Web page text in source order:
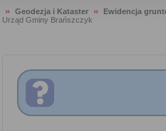
Geodezja i Kataster
Ewidencja
Urząd Gminy Brańszczyk